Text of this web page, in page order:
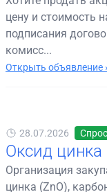
цену и стоимость
подписания
комисс...
Открыть объявление
28.07.2026 Спрос
Оксид цинка
Организация
цинка (ZnO),